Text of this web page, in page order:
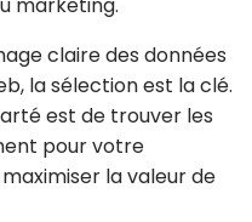
claire des données
la sélection est la clé.
est de trouver les
pour votre
la valeur de